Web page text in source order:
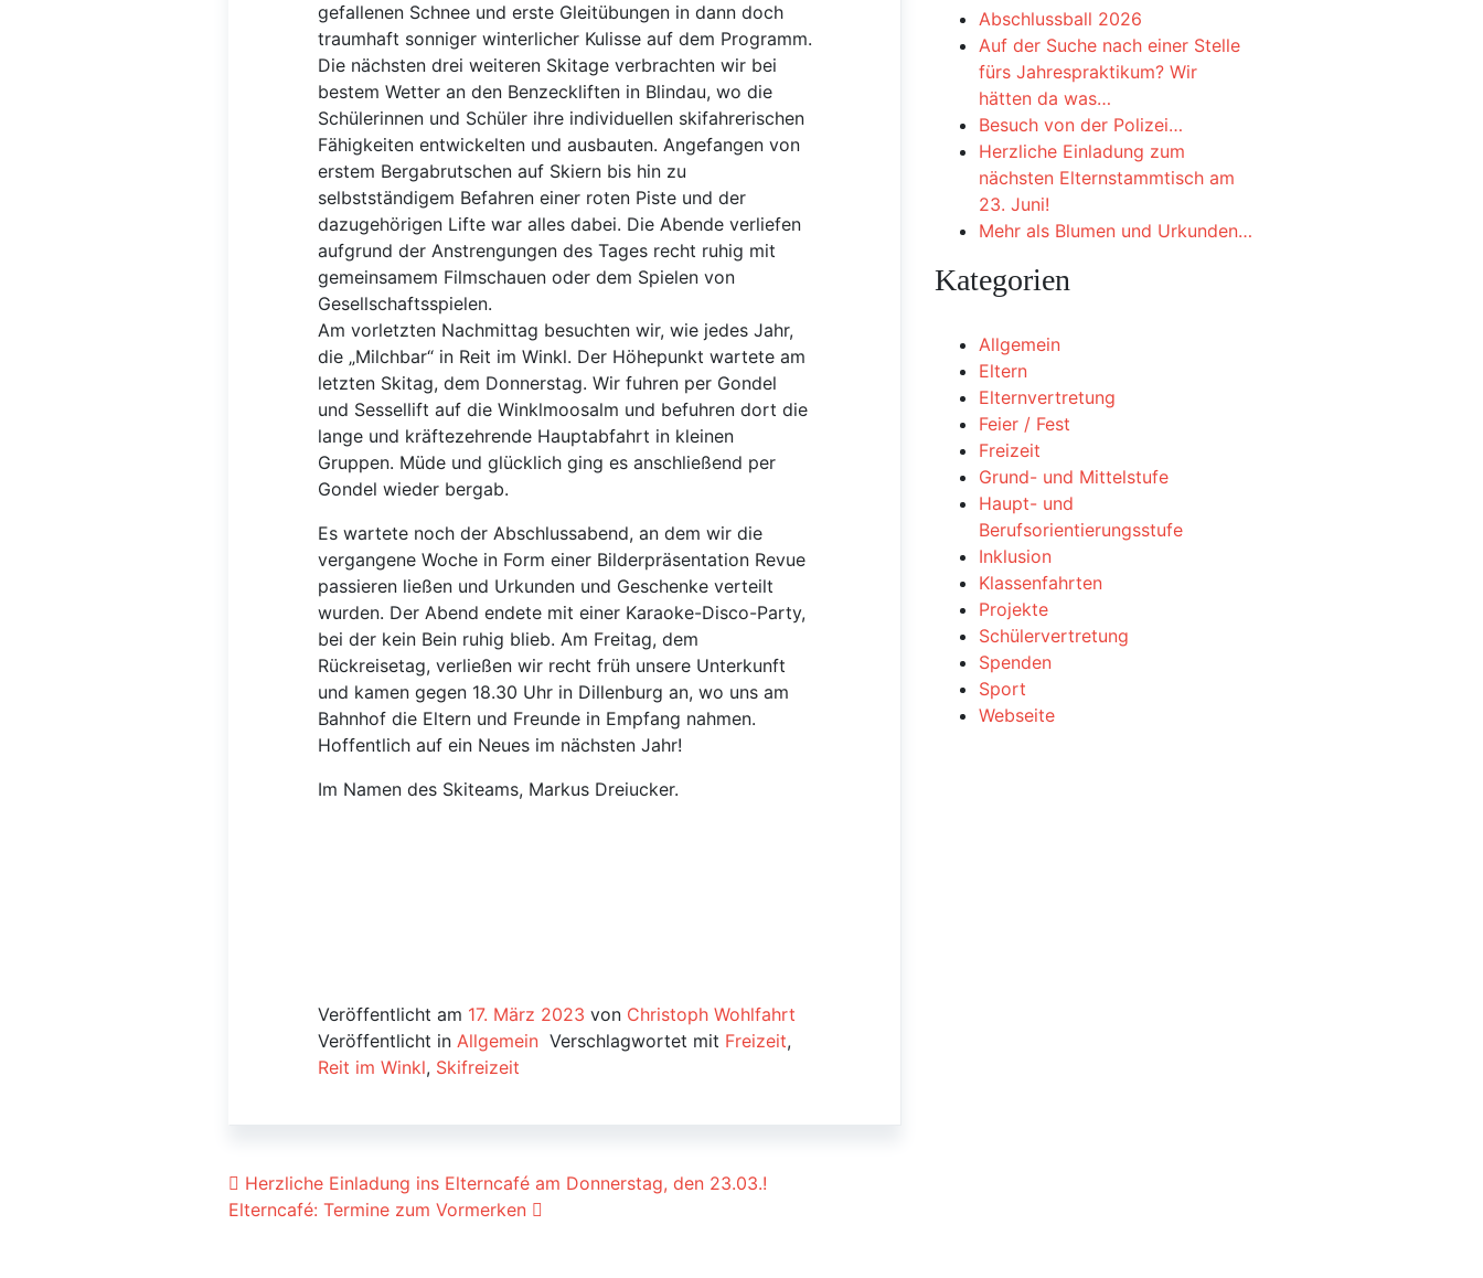
gefallenen Schnee und erste Gleitübungen in dann doch
traumhaft sonniger winterlicher Kulisse auf dem Programm.
Die nächsten drei weiteren Skitage verbrachten wir bei
bestem Wetter an den Benzeckliften in Blindau, wo die
Schülerinnen und Schüler ihre individuellen skifahrerischen
Fähigkeiten entwickelten und ausbauten. Angefangen von
erstem Bergabrutschen auf Skiern bis hin zu
selbstständigem Befahren einer roten Piste und der
dazugehörigen Lifte war alles dabei. Die Abende verliefen
aufgrund der Anstrengungen des Tages recht ruhig mit
gemeinsamem Filmschauen oder dem Spielen von
Gesellschaftsspielen.
Am vorletzten Nachmittag besuchten wir, wie jedes Jahr,
die „Milchbar“ in Reit im Winkl. Der Höhepunkt wartete am
letzten Skitag, dem Donnerstag. Wir fuhren per Gondel
und Sessellift auf die Winklmoosalm und befuhren dort die
lange und kräftezehrende Hauptabfahrt in kleinen
Gruppen. Müde und glücklich ging es anschließend per
Gondel wieder bergab.
Es wartete noch der Abschlussabend, an dem wir die
vergangene Woche in Form einer Bilderpräsentation Revue
passieren ließen und Urkunden und Geschenke verteilt
wurden. Der Abend endete mit einer Karaoke-Disco-Party,
bei der kein Bein ruhig blieb. Am Freitag, dem
Rückreisetag, verließen wir recht früh unsere Unterkunft
und kamen gegen 18.30 Uhr in Dillenburg an, wo uns am
Bahnhof die Eltern und Freunde in Empfang nahmen.
Hoffentlich auf ein Neues im nächsten Jahr!
Im Namen des Skiteams, Markus Dreiucker.
Veröffentlicht am 17. März 2023 von Christoph Wohlfahrt
Veröffentlicht in Allgemein Verschlagwortet mit Freizeit,
Reit im Winkl, Skifreizeit
Beitrags-Navigation
Herzliche Einladung ins Elterncafé am Donnerstag, den 23.03.!
Elterncafé: Termine zum Vormerken
Abschlussball 2026
Auf der Suche nach einer Stelle
fürs Jahrespraktikum? Wir
hätten da was…
Besuch von der Polizei…
Herzliche Einladung zum
nächsten Elternstammtisch am
23. Juni!
Mehr als Blumen und Urkunden…
Kategorien
Allgemein
Eltern
Elternvertretung
Feier / Fest
Freizeit
Grund- und Mittelstufe
Haupt- und
Berufsorientierungsstufe
Inklusion
Klassenfahrten
Projekte
Schülervertretung
Spenden
Sport
Webseite